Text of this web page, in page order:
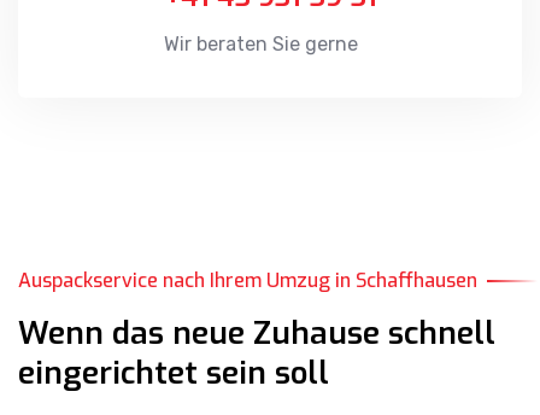
Wenn das neue Zuhause schnell
eingerichtet sein soll